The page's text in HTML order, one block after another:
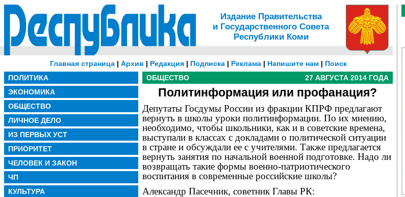
Издание Правительства
и Государственного Совета
Республики Коми
Главная страница | Архив | Редакция | Подписка | Реклама | Напишите нам | Поиск
ПОЛИТИКА
ЭКОНОМИКА
ОБЩЕСТВО
ЛИЧНОЕ ДЕЛО
ИЗ ПЕРВЫХ УСТ
ПРИОРИТЕТ
ЧЕЛОВЕК И ЗАКОН
ЧП
КУЛЬТУРА
ОБЩЕСТВО 27 АВГУСТА 2014 ГОДА
Политинформация или профанация?
Депутаты Госдумы России из фракции КПРФ предлагают
вернуть в школы уроки политинформации. По их мнению,
необходимо, чтобы школьники, как и в советские времена,
выступали в классах с докладами о политической ситуации
в стране и обсуждали ее с учителями. Также предлагается
вернуть занятия по начальной военной подготовке. Надо ли
возвращать такие формы военно-патриотического
воспитания в современные российские школы?
Александр Пасечник, советник Главы РК: